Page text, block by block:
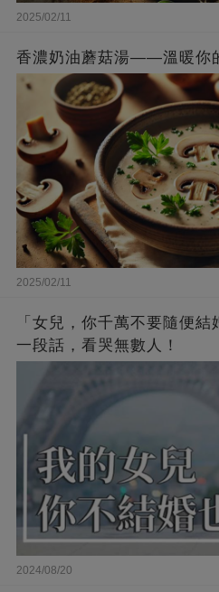
2025/02/11
香濃奶油蘑菇湯——溫暖你
2025/02/11
「女兒，你千萬不要隨便
一段話，看哭無數人！
2024/08/20